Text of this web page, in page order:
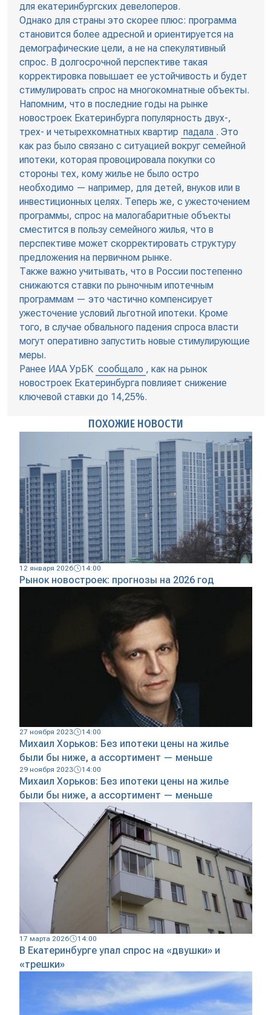
для екатеринбургских девелоперов.
Однако для страны это скорее плюс: программа
становится более адресной и ориентируется на
демографические цели, а не на спекулятивный
спрос. В долгосрочной перспективе такая
корректировка повышает ее устойчивость и будет
стимулировать спрос на многокомнатные объекты.
Напомним, что в последние годы на рынке
новостроек Екатеринбурга популярность двух-,
трех- и четырехкомнатных квартир падала . Это
как раз было связано с ситуацией вокруг семейной
ипотеки, которая провоцировала покупки со
стороны тех, кому жилье не было остро
необходимо — например, для детей, внуков или в
инвестиционных целях. Теперь же, с ужесточением
программы, спрос на малогабаритные объекты
сместится в пользу семейного жилья, что в
перспективе может скорректировать структуру
предложения на первичном рынке.
Также важно учитывать, что в России постепенно
снижаются ставки по рыночным ипотечным
программам — это частично компенсирует
ужесточение условий льготной ипотеки. Кроме
того, в случае обвального падения спроса власти
могут оперативно запустить новые стимулирующие
меры.
Ранее ИАА УрБК сообщало , как на рынок
новостроек Екатеринбурга повлияет снижение
ключевой ставки до 14,25%.
ПОХОЖИЕ НОВОСТИ
12 января 2026 14:00
Рынок новостроек: прогнозы на 2026 год
27 ноября 2023 14:00
Михаил Хорьков: Без ипотеки цены на жилье
были бы ниже, а ассортимент — меньше
29 ноября 2023 14:00
Михаил Хорьков: Без ипотеки цены на жилье
были бы ниже, а ассортимент — меньше
17 марта 2026 14:00
В Екатеринбурге упал спрос на «двушки» и
«трешки»